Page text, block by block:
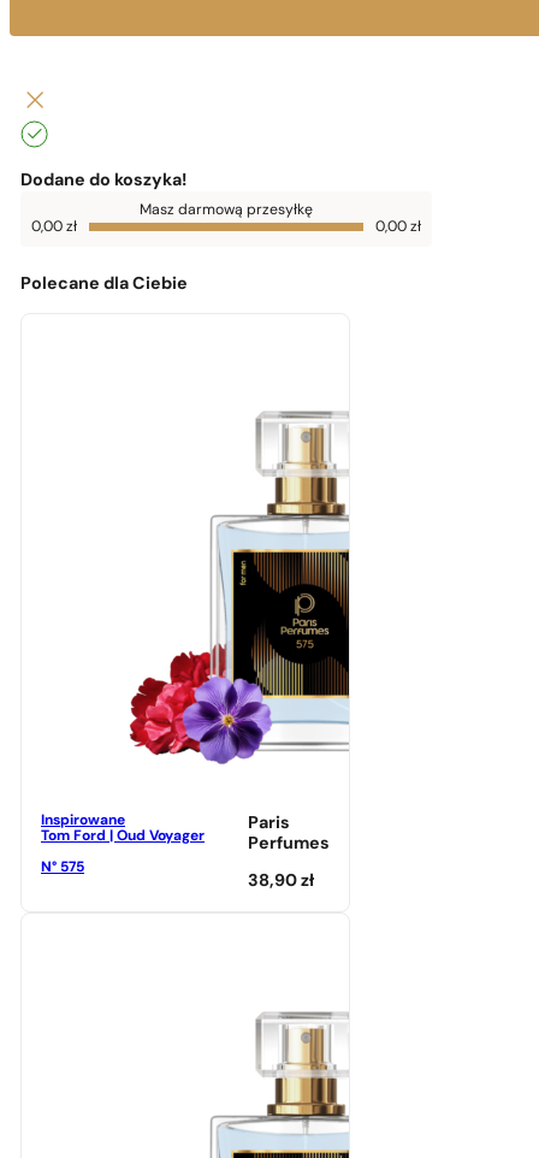
Dodane do koszyka!
Do
darmowej
0,00 zł
Masz darmową przesyłkę
0,00zł 0,00 zł
Polecane dla Ciebie
Inspirowane
Tom Ford | Oud Voyager
N° 575
Paris
Perfumes
38,90zł